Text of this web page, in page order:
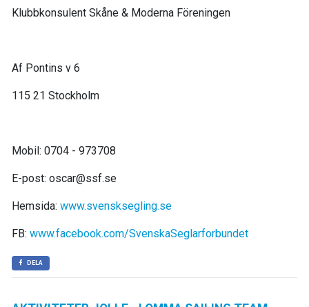
Klubbkonsulent Skåne & Moderna Föreningen
Af Pontins v 6
115 21 Stockholm
Mobil: 0704 - 973708
E-post: oscar@ssf.se
Hemsida: www.svensksegling.se
FB: www.facebook.com/SvenskaSeglarforbundet
DELA